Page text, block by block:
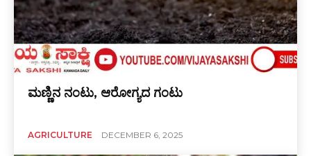
ಮಣ್ಣಿನ ನಂಟು, ಆರೋಗ್ಯದ ಗಂಟು
AGRICULTURE DECEMBER 6, 2025